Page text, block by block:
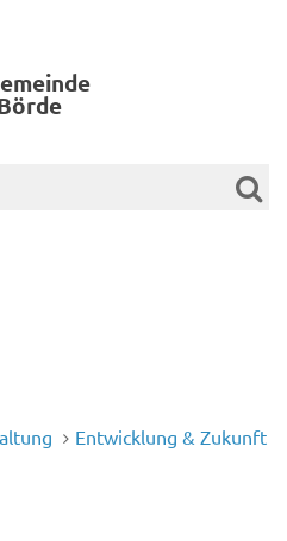
Entwicklung & Zukunft